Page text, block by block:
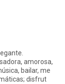
amorosa,
bailar, me
disfrut